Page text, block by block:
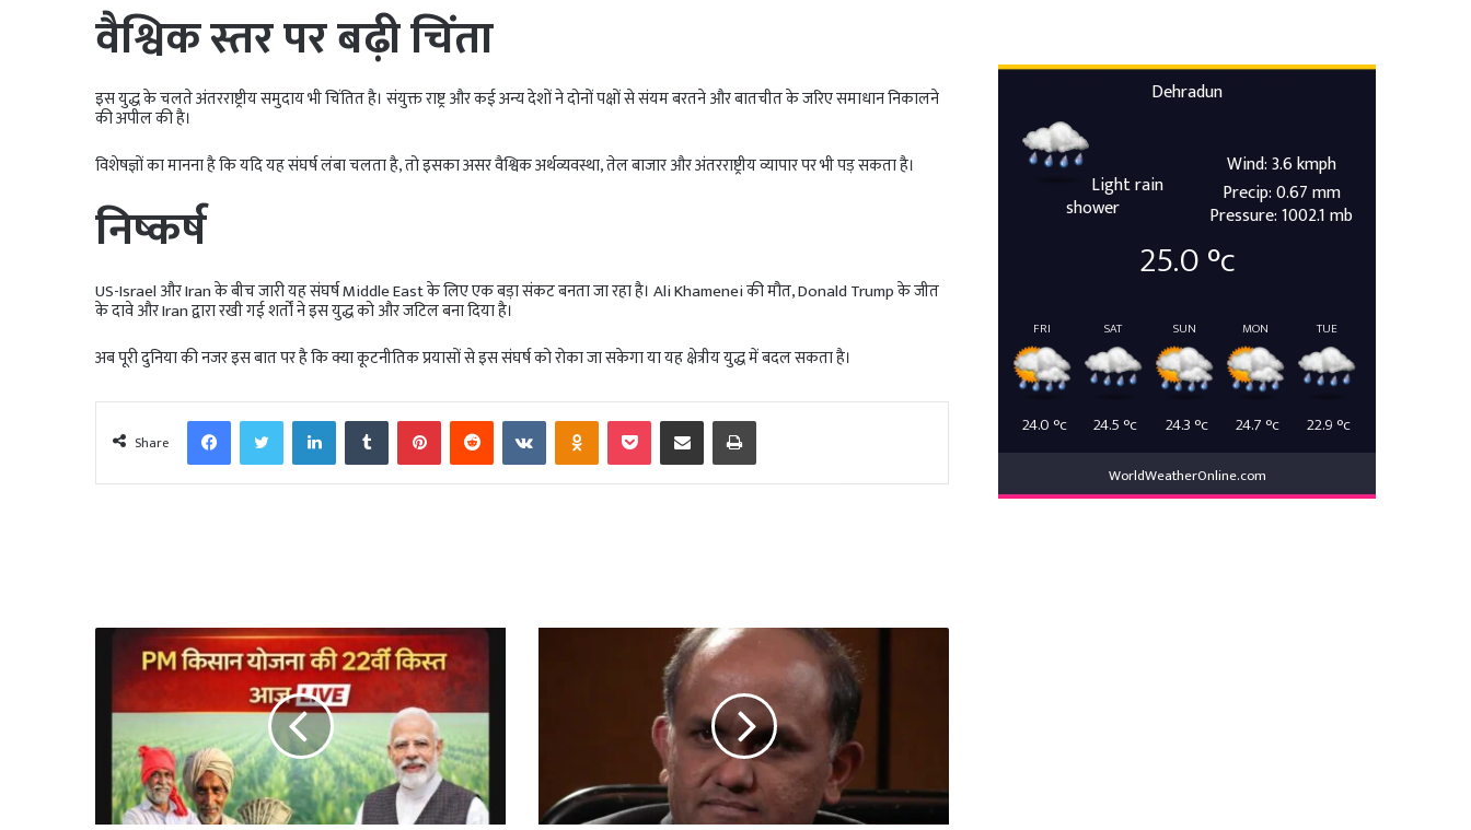
वैश्विक स्तर पर बढ़ी चिंता
इस युद्ध के चलते अंतरराष्ट्रीय समुदाय भी चिंतित है। संयुक्त राष्ट्र और कई अन्य देशों ने दोनों पक्षों से संयम बरतने और बातचीत के जरिए समाधान निकालने
की अपील की है।
विशेषज्ञों का मानना है कि यदि यह संघर्ष लंबा चलता है, तो इसका असर वैश्विक अर्थव्यवस्था, तेल बाजार और अंतरराष्ट्रीय व्यापार पर भी पड़ सकता है।
निष्कर्ष
US-Israel और Iran के बीच जारी यह संघर्ष Middle East के लिए एक बड़ा संकट बनता जा रहा है। Ali Khamenei की मौत, Donald Trump के जीत
के दावे और Iran द्वारा रखी गई शर्तों ने इस युद्ध को और जटिल बना दिया है।
अब पूरी दुनिया की नजर इस बात पर है कि क्या कूटनीतिक प्रयासों से इस संघर्ष को रोका जा सकेगा या यह क्षेत्रीय युद्ध में बदल सकता है।
Share
FacebookTwitterLinkedInTumblrPinterestRedditVKontakteOdnoklassniki
PocketShare via Email Print
Dehradun
Light rain
shower
Wind: 3.6 kmph
Precip: 0.67 mm
Pressure: 1002.1 mb
25.0°c
FRI
24.0 °c
SAT
24.5 °c
SUN
24.3 °c
MON
24.7 °c
TUE
22.9 °c
WorldWeatherOnline.com